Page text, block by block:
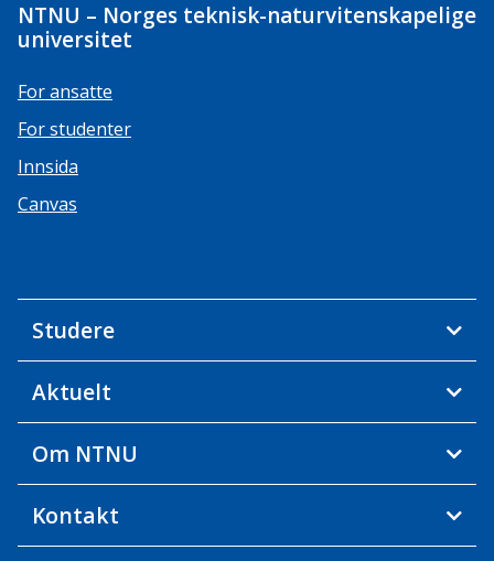
NTNU – Norges teknisk-naturvitenskapelige
universitet
For ansatte
For studenter
Innsida
Canvas
Studere
Aktuelt
Om NTNU
Kontakt